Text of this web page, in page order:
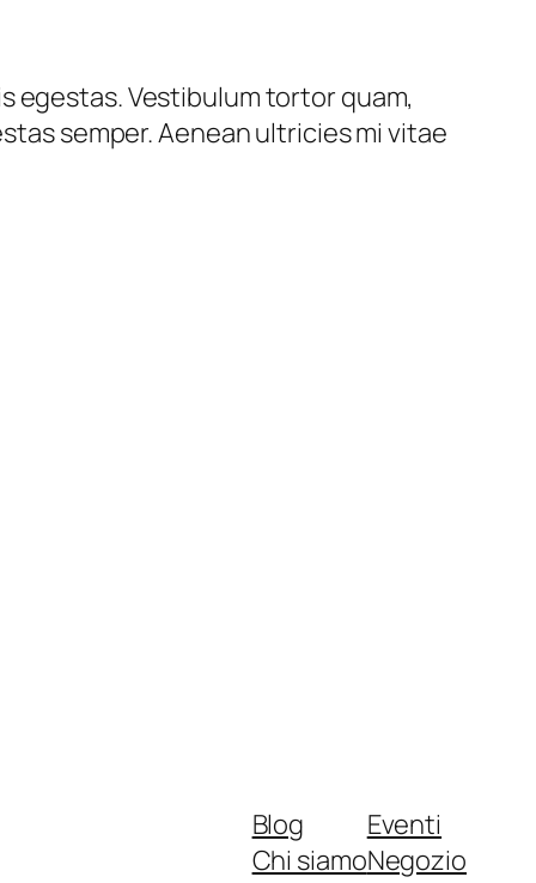
egestas. Vestibulum tortor quam,
semper. Aenean ultricies mi vitae
Blog
Chi siamo
Eventi
Negozio